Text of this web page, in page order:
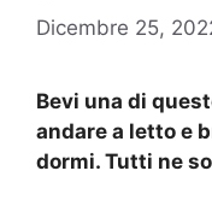
Dicembre 25,
Bevi una di
andare a letto e
dormi. Tutti ne